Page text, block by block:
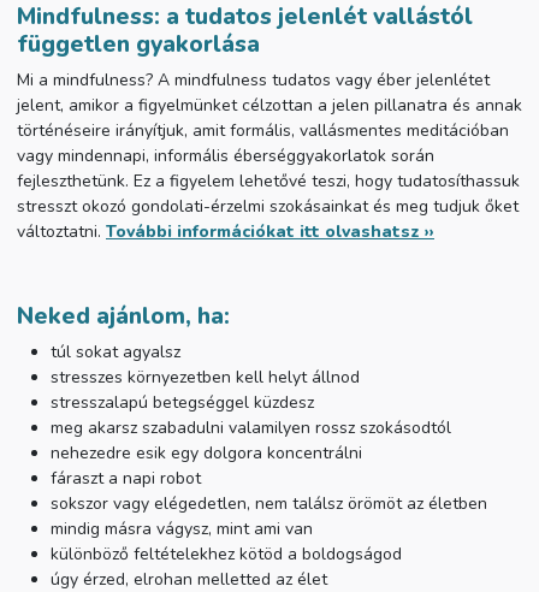
Mindfulness: a tudatos jelenlét vallástól
független gyakorlása
Mi a mindfulness? A mindfulness tudatos vagy éber jelenlétet
jelent, amikor a figyelmünket célzottan a jelen pillanatra és annak
történéseire irányítjuk, amit formális, vallásmentes meditációban
vagy mindennapi, informális éberséggyakorlatok során
fejleszthetünk. Ez a figyelem lehetővé teszi, hogy tudatosíthassuk
stresszt okozó gondolati-érzelmi szokásainkat és meg tudjuk őket
változtatni. További információkat itt olvashatsz ››
Neked ajánlom, ha:
túl sokat agyalsz
stresszes környezetben kell helyt állnod
stresszalapú betegséggel küzdesz
meg akarsz szabadulni valamilyen rossz szokásodtól
nehezedre esik egy dolgora koncentrálni
fáraszt a napi robot
sokszor vagy elégedetlen, nem találsz örömöt az életben
mindig másra vágysz, mint ami van
különböző feltételekhez kötöd a boldogságod
úgy érzed, elrohan melletted az élet